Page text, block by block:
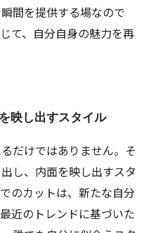
間を提供する場なので
て、自分自身の魅力を再
映し出すスタイル
だけではありません。そ
し、内面を映し出すスタ
のカットは、新たな自分
近のトレンドに基づいた